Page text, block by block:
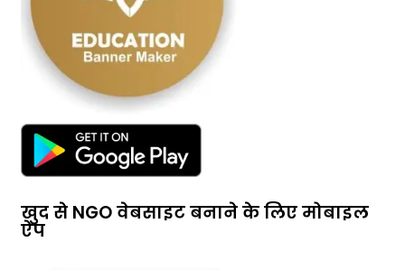
खुद से NGO वेबसाइट बनाने के लिए मोबाइल
ऐप